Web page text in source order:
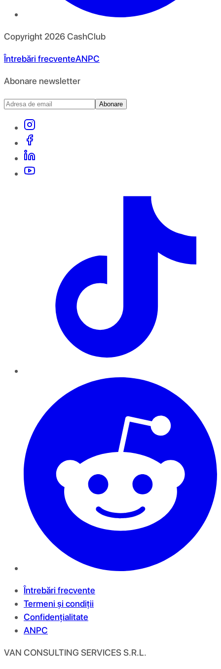
Copyright 2026CashClub
Întrebări frecventeANPC
Abonare newsletter
Abonare
Întrebări frecvente
Termeni și condiții
Confidențialitate
ANPC
VAN CONSULTING SERVICES S.R.L.